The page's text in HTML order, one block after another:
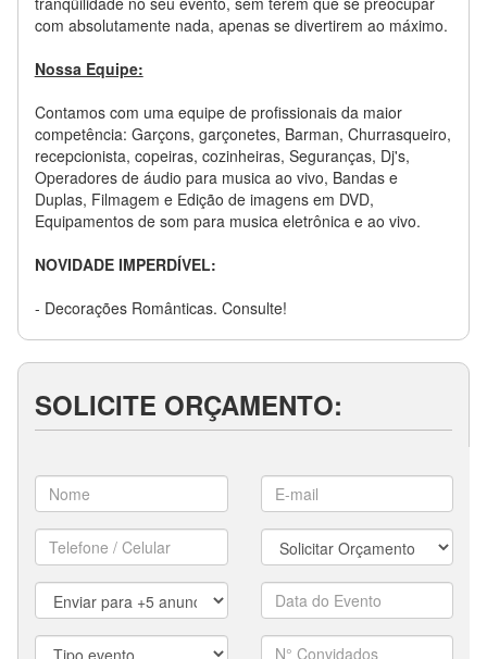
com absolutamente nada, apenas se divertirem ao máximo.
Nossa Equipe:
Contamos com uma equipe de profissionais da maior
competência: Garçons, garçonetes, Barman, Churrasqueiro,
recepcionista, copeiras, cozinheiras, Seguranças, Dj's,
Operadores de áudio para musica ao vivo, Bandas e
Duplas, Filmagem e Edição de imagens em DVD,
Equipamentos de som para musica eletrônica e ao vivo.
NOVIDADE IMPERDÍVEL:
- Decorações Românticas. Consulte!
SOLICITE ORÇAMENTO: